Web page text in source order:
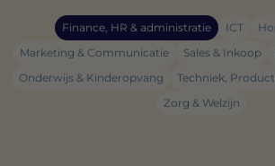
Finance, HR & administratie ICT
Marketing & Communicatie
Sales & Inkoop
Onderwijs & Kinderopvang
Techniek,
Zorg & Welzijn